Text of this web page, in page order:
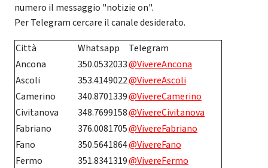
numero il messaggio "notizie on".
Per Telegram cercare il canaledesiderato.
Città
Whatsapp
Telegram
Ancona
350.0532033@VivereAncona
Ascoli
353.4149022@VivereAscoli
Camerino
340.8701339@VivereCamerino
Civitanova
348.7699158@VivereCivitanova
Fabriano
376.0081705@VivereFabriano
Fano
350.5641864@VivereFano
Fermo
351.8341319@VivereFermo